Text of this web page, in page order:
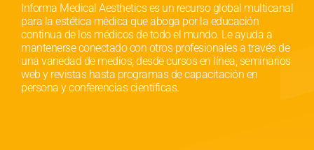
Informa Medical Aesthetics es un recurso global multicanal
para la estética médica que aboga por la educación
continua de los médicos de todo el mundo. Le ayuda a
mantenerse conectado con otros profesionales a través de
una variedad de medios, desde cursos en línea, seminarios
web y revistas hasta programas de capacitación en
persona y conferencias científicas.